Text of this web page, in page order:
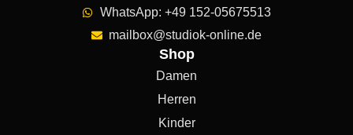
WhatsApp: +49 152-05675513
mailbox@studiok-online.de
Shop
Damen
Herren
Kinder